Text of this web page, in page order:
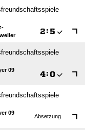
: 
09
: 
09
Absetzung